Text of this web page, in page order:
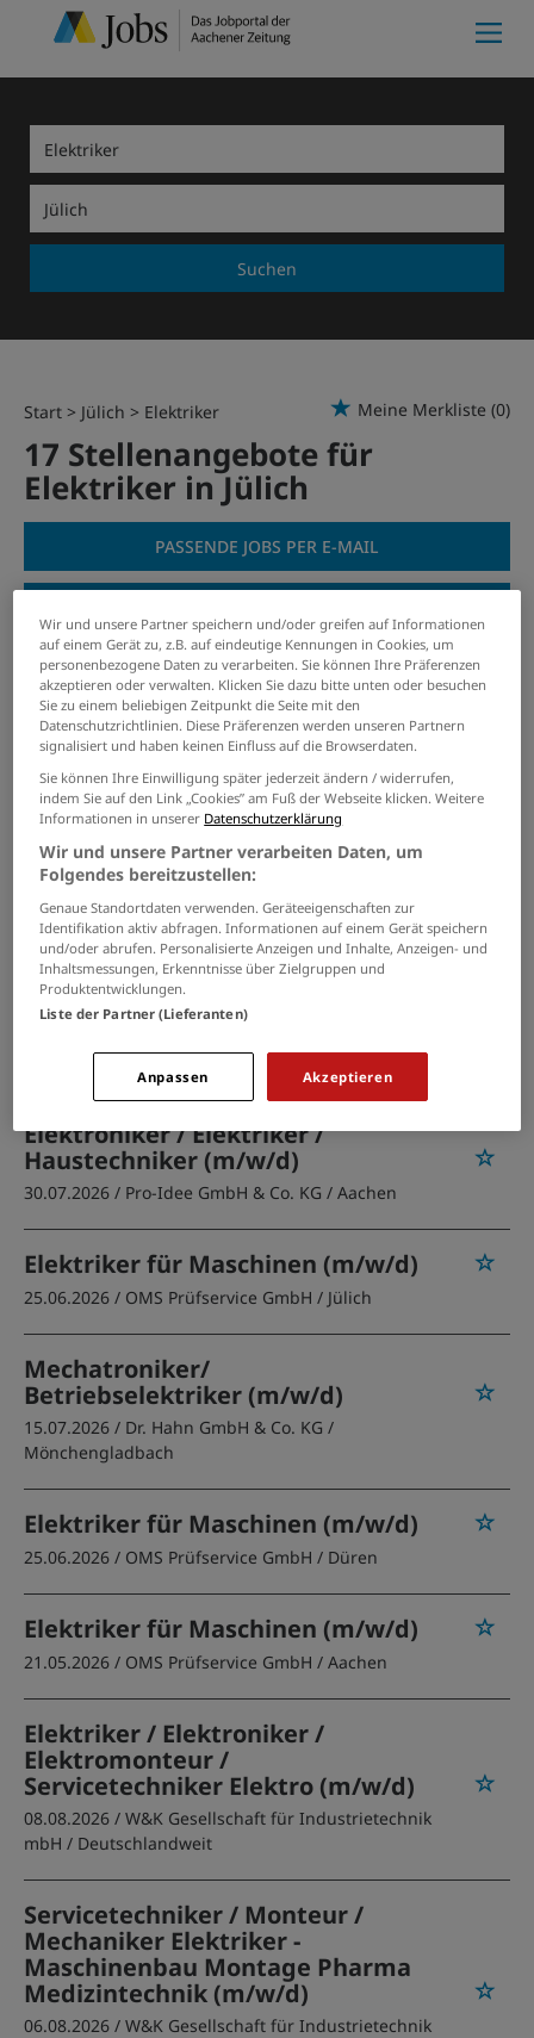
Suchen
Start Jülich Elektriker Meine Merkliste (0)
17 Stellenangebote für
Elektriker in Jülich
PASSENDE JOBS PER E-MAIL
Elektriker (m/w/d)
28.07.2026 /Capito&Assenmacher Defense /
Heinsberg
Industriemechaniker /
Industrieelektriker (m/w/d)
09.08.2026 /Kugelstrahlzentrum Aachen GmbH /
Aachen
Elektriker (m/w/d)
Deutschland GmbH & Co. KG / Stolberg (Rhld.)
Elektroniker / Elektriker /
Haustechniker (m/w/d)
30.07.2026 / Pro-Idee GmbH & Co. KG / Aachen
Elektriker für Maschinen (m/w/d)
25.06.2026 / OMS Prüfservice GmbH / Jülich
Mechatroniker/
Betriebselektriker (m/w/d)
15.07.2026 / Dr. Hahn GmbH & Co. KG /
Mönchengladbach
Elektriker für Maschinen (m/w/d)
25.06.2026 / OMS Prüfservice GmbH / Düren
Elektriker für Maschinen (m/w/d)
21.05.2026 / OMS Prüfservice GmbH / Aachen
Elektriker / Elektroniker /
Elektromonteur /
Servicetechniker Elektro (m/w/d)
08.08.2026 / W&K Gesellschaft für Industrietechnik
mbH / Deutschlandweit
Servicetechniker / Monteur /
Mechaniker Elektriker -
Maschinenbau Montage Pharma
Medizintechnik (m/w/d)
06.08.2026 / W&K Gesellschaft für Industrietechnik
Wir und unsere Partner speichern und/oder greifen auf Informationen
auf einem Gerät zu, z.B. auf eindeutige Kennungen in Cookies, um
personenbezogene Daten zu verarbeiten. Sie können Ihre Präferenzen
akzeptieren oder verwalten. Klicken Sie dazu bitte unten oder besuchen
Sie zu einem beliebigen Zeitpunkt die Seite mit den
Datenschutzrichtlinien. Diese Präferenzen werden unseren Partnern
signalisiert und haben keinen Einfluss auf die Browserdaten.
Sie können Ihre Einwilligung später jederzeit ändern / widerrufen,
indem Sie auf den Link „Cookies” am Fuß der Webseite klicken. Weitere
Informationen in unserer Datenschutzerklärung
Wir und unsere Partner verarbeiten Daten, um
Folgendes bereitzustellen:
Genaue Standortdaten verwenden. Geräteeigenschaften zur
Identifikation aktiv abfragen. Informationen auf einem Gerät speichern
und/oder abrufen. Personalisierte Anzeigen und Inhalte, Anzeigen- und
Inhaltsmessungen, Erkenntnisse über Zielgruppen und
Produktentwicklungen.
Liste der Partner (Lieferanten)
Akzeptieren
Anpassen